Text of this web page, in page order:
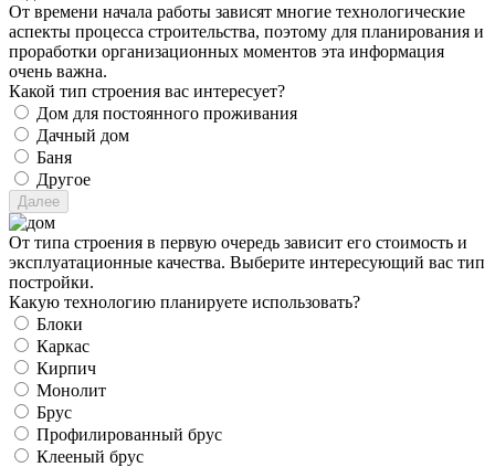
От времени начала работы зависят многие технологические
аспекты процесса строительства, поэтому для планирования и
проработки организационных моментов эта информация
очень важна.
Какой тип строения вас интересует?
Дом для постоянного проживания
Дачный дом
Баня
Другое
От типа строения в первую очередь зависит его стоимость и
эксплуатационные качества. Выберите интересующий вас тип
постройки.
Какую технологию планируете использовать?
Блоки
Каркас
Кирпич
Монолит
Брус
Профилированный брус
Клееный брус